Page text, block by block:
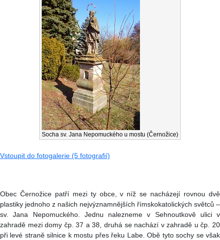
Socha sv. Jana Nepomuckého u mostu (Černožice)
Vstoupit do fotogalerie (5 fotografií)
Obec Černožice patří mezi ty obce, v níž se nacházejí rovnou dvě
plastiky jednoho z našich nejvýznamnějších římskokatolických světců –
sv. Jana Nepomuckého. Jednu nalezneme v Sehnoutkově ulici v
zahradě mezi domy čp. 37 a 38, druhá se nachází v zahradě u čp. 20
při levé straně silnice k mostu přes řeku Labe. Obě tyto sochy se však